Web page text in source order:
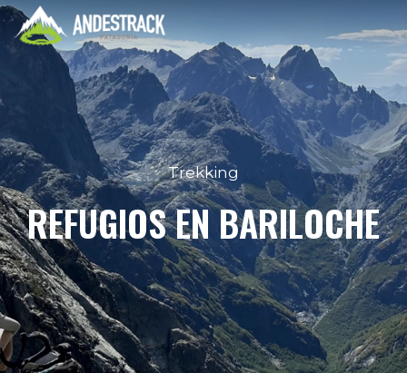
Trekking
REFUGIOS EN BARILOCHE